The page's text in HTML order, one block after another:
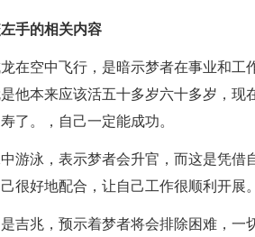
手的相关内容
在空中飞行，是暗示梦者在事业和工
他本来应该活五十多岁六十多岁，
了。，自己一定能成功。
游泳，表示梦者会升官，而这是凭借
很好地配合，让自己工作很顺利开展。
吉兆，预示着梦者将会排除困难，一